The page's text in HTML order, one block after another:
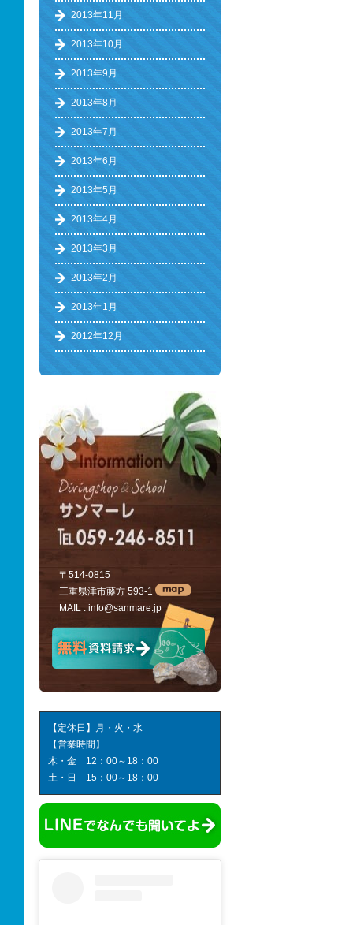
2013年11月
2013年10月
2013年9月
2013年8月
2013年7月
2013年6月
2013年5月
2013年4月
2013年3月
2013年2月
2013年1月
2012年12月
〒514-0815
三重県津市藤方 593-1
MAIL : info@sanmare.jp
【定休日】月・火・水
【営業時間】
木・金 12：00～18：00
土・日 15：00～18：00